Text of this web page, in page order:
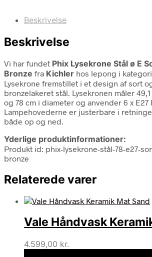
Beskrivelse
Beskrivelse
Vi har fundet Phix Lysekrone Stål ø E
Bronze fra Kichler hos lepong i
Lysekrone fremstillet i et design af sort
bronzelakeret stål. Lysekronen måler
og 78 cm i diameter og anvender 6 x E27
Lampehovederne er justerbare i
både op og ned.
Yderlige produktinformationer:
Produkt id: phix-lysekrone-stål-78-e27-
bronze
Relaterede varer
Vale Håndvask
4.599,00 kr.